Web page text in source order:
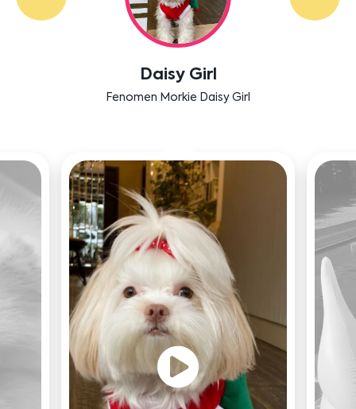
Daisy Girl
Fenomen Morkie Daisy Girl